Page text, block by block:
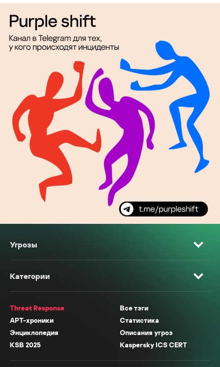
Угрозы
Категории
Threat Response
Все тэги
APT-хроники
Статистика
Энциклопедия
Описания угроз
KSB 2025
Kaspersky ICS CERT